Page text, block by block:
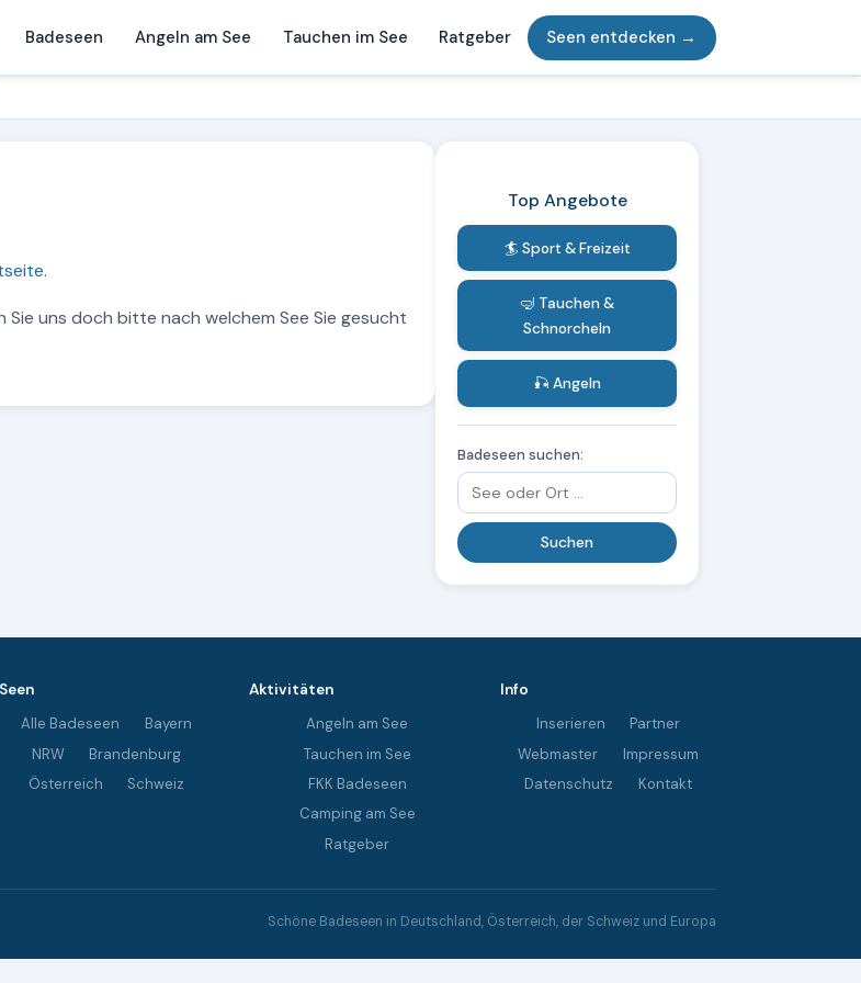
Badeseen Angeln am See Tauchen im See Ratgeber Seen entdecken →
.
Sie uns doch bitte nach welchem See Sie gesucht
Top Angebote
🏄 Sport & Freizeit
🤿 Tauchen &
Schnorcheln
🎣 Angeln
Badeseen suchen:
Seen
Alle Badeseen
Bayern
NRW
Brandenburg
Österreich
Schweiz
Aktivitäten
Angeln am See
Tauchen im See
FKK Badeseen
Camping am See
Ratgeber
Info
Inserieren
Partner
Webmaster
Impressum
Datenschutz
Kontakt
Schöne Badeseen in Deutschland, Österreich, der Schweiz und Europa